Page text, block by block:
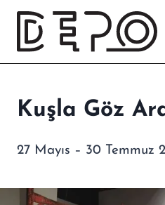
Skip
content
Kuşla Göz
27 Mayıs – 30 Temmuz